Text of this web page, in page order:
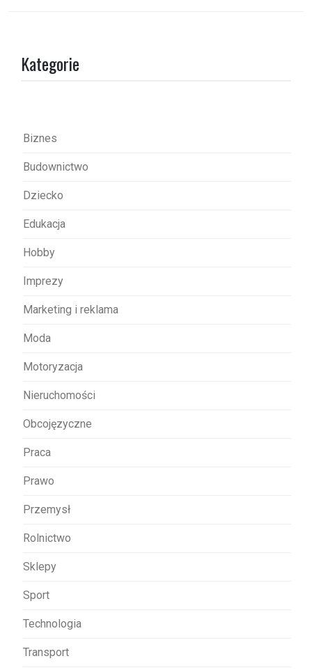
Kategorie
Biznes
Budownictwo
Dziecko
Edukacja
Hobby
Imprezy
Marketing i reklama
Moda
Motoryzacja
Nieruchomości
Obcojęzyczne
Praca
Prawo
Przemysł
Rolnictwo
Sklepy
Sport
Technologia
Transport